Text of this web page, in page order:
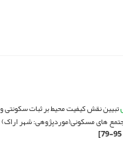
تبیین نقش کیفیت محیط بر ثبات سکونتی و
های مسکونی(موردپژوهی: شهر اراک)